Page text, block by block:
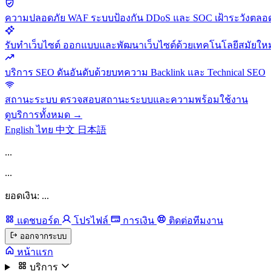
ความปลอดภัย WAF ระบบป้องกัน DDoS และ SOC เฝ้าระวังตลอ
รับทำเว็บไซต์ ออกแบบและพัฒนาเว็บไซต์ด้วยเทคโนโลยีสมัยให
บริการ SEO ดันอันดับด้วยบทความ Backlink และ Technical SEO
สถานะระบบ ตรวจสอบสถานะระบบและความพร้อมใช้งาน
ดูบริการทั้งหมด →
Englishไทย 中文 日本語
...
...
ยอดเงิน: ...
แดชบอร์ด โปรไฟล์ การเงิน ติดต่อทีมงาน
ออกจากระบบ
หน้าแรก
บริการ